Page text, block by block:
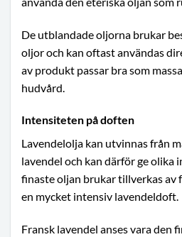
De utblandade oljorna brukar
oljor och kan oftast användas
av produkt passar bra som
hudvård.
Intensiteten på doften
Lavendelolja kan utvinnas från
lavendel och kan därför ge olika
finaste oljan brukar tillverkas av
en mycket intensiv lavendeldoft.
Fransk lavendel anses vara den